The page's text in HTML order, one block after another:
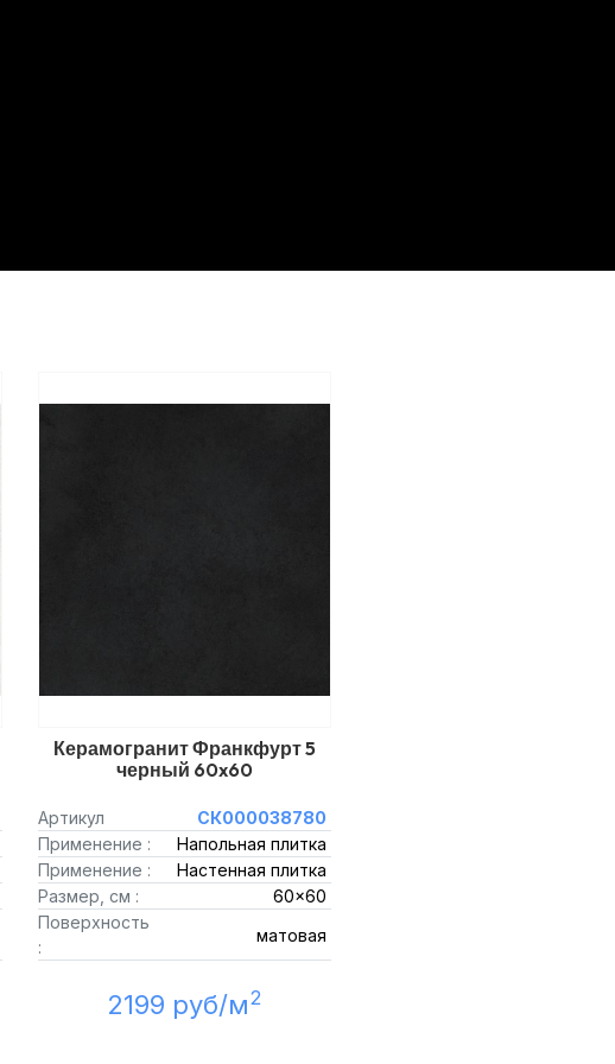
Керамогранит Франкфурт 5
черный 60x60
Артикул
СК000038780
Применение :
Напольная плитка
Применение :
Настенная плитка
Размер, см :
60x60
Поверхность
:
матовая
2199 руб/м2